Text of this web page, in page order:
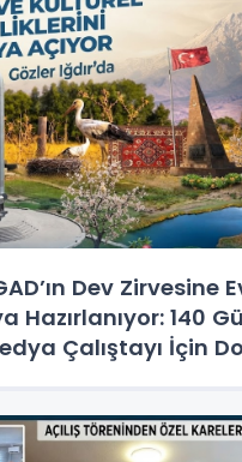
Dev Zirvesine
Hazırlanıyor: 140
Çalıştayı İçin